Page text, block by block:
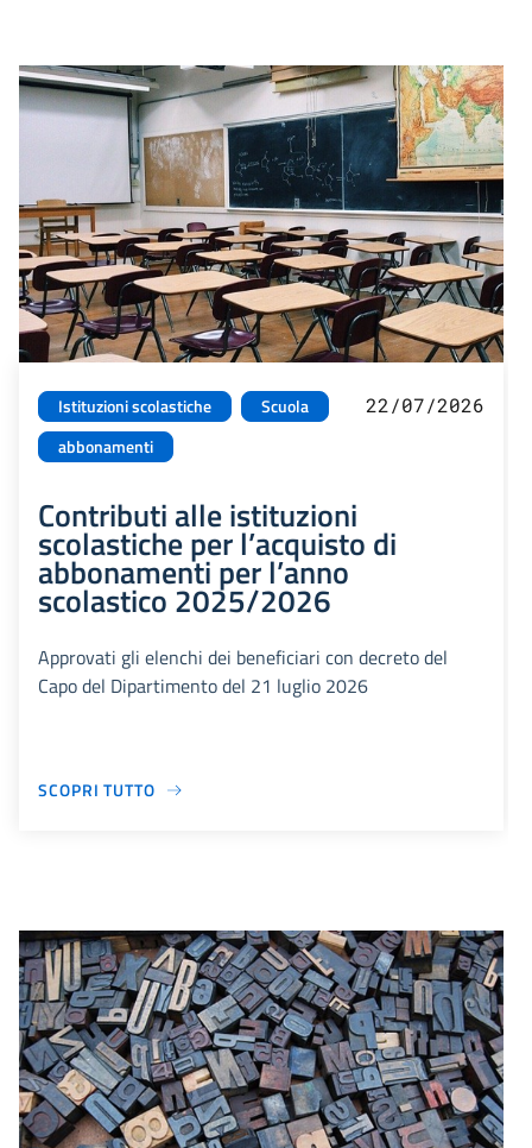
Istituzioni scolastiche
Scuola
abbonamenti
22/07/2026
Contributi alle istituzioni
scolastiche per l’acquisto di
abbonamenti per l’anno
scolastico 2025/2026
Approvati gli elenchi dei beneficiari con decreto del
Capo del Dipartimento del 21 luglio 2026
SCOPRI TUTTO